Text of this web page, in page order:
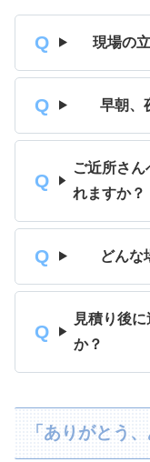
現場の
早朝、
ご近所さん
れますか？
どんな
見積り後
か？
「ありがとう